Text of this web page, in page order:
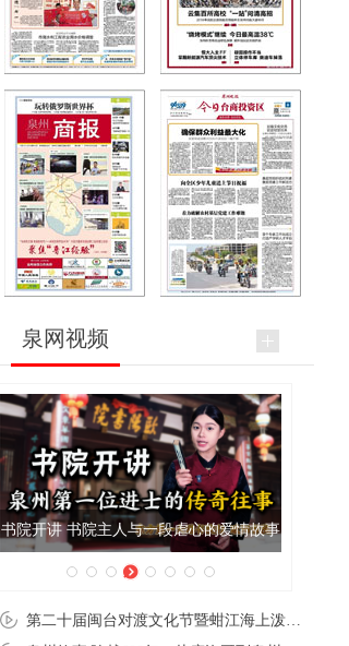
泉网视频
书院开讲 书院主人与一段虐心的爱情故事